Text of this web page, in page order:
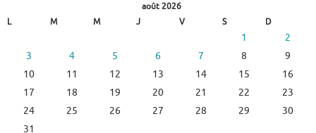
août 2026
L
M M J V S D
1
2
3
4 5 6 7 8
9
10
11 12 13 14 15
16
17
18 19 20 21 22
23
24
25 26 27 28 29
30
31